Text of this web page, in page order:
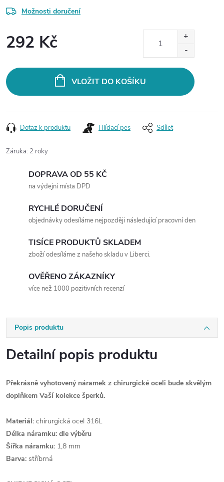
Možnosti doručení
292 Kč
VLOŽIT DO KOŠÍKU
Dotaz k produktu Hlídací pes Sdílet
Záruka: 2 roky
DOPRAVA OD 55 KČ
na výdejní místa DPD
RYCHLÉ DORUČENÍ
objednávky odesíláme nejpozději následující pracovní den
TISÍCE PRODUKTŮ SKLADEM
zboží odesíláme z našeho skladu v Liberci.
OVĚŘENO ZÁKAZNÍKY
více než 1000 pozitivních recenzí
Popis produktu
Detailní popis produktu
Překrásně vyhotovený náramek z chirurgické oceli bude skvělým
doplňkem Vaší kolekce šperků.
Materiál: chirurgická ocel 316L
Délka náramku: dle výběru
Šířka náramku: 1,8 mm
Barva: stříbrná